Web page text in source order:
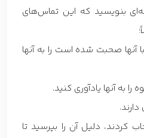
بنویسید که این تماس‌های
آنها صحبت شده است را به آنها
را به آنها یادآوری کنید.
کردند، دلیل آن را بپرسید تا